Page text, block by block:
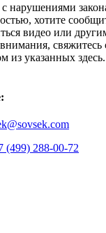
нарушениями
хотите
видео или
из указанных
(499) 288-00-72